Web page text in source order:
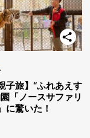
子旅】“ふれあえす
「ノースサファリ
に驚いた！